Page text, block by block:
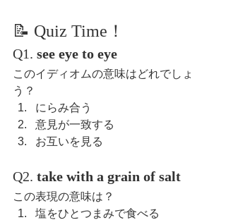
📝 Quiz Time！
Q1. see eye to eye
このイディオムの意味はどれでしょ
う？
にらみ合う
意見が一致する
お互いを見る
Q2. take with a grain of salt
この表現の意味は？
塩をひとつまみで食べる